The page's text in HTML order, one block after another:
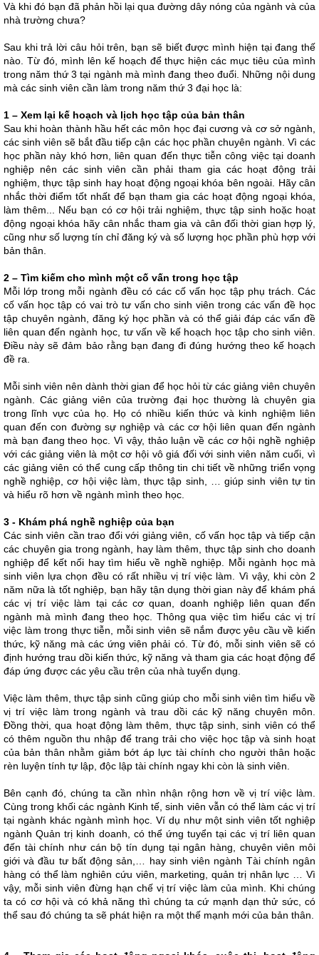
Và khi đó bạn đã phản hồi lại qua đường dây nóng của ngành và của
nhà trường chưa?
Sau khi trả lời câu hỏi trên, bạn sẽ biết được mình hiện tại đang thế
nào. Từ đó, mình lên kế hoạch để thực hiện các mục tiêu của mình
trong năm thứ 3 tại ngành mà mình đang theo đuổi. Những nội dung
mà các sinh viên cần làm trong năm thứ 3 đại học là:
1 – Xem lại kế hoạch và lịch học tập của bản thân
Sau khi hoàn thành hầu hết các môn học đại cương và cơ sở ngành,
các sinh viên sẽ bắt đầu tiếp cận các học phần chuyên ngành. Vì các
học phần này khó hơn, liên quan đến thực tiễn công việc tại doanh
nghiệp nên các sinh viên cần phải tham gia các hoạt động trải
nghiệm, thực tập sinh hay hoạt động ngoại khóa bên ngoài. Hãy cân
nhắc thời điểm tốt nhất để bạn tham gia các hoạt động ngoại khóa,
làm thêm... Nếu bạn có cơ hội trải nghiệm, thực tập sinh hoặc hoạt
động ngoại khóa hãy cân nhắc tham gia và cân đối thời gian hợp lý,
cũng như số lượng tín chỉ đăng ký và số lượng học phần phù hợp với
bản thân.
2 – Tìm kiếm cho mình một cố vấn trong học tập
Mỗi lớp trong mỗi ngành đều có các cố vấn học tập phụ trách. Các
cố vấn học tập có vai trò tư vấn cho sinh viên trong các vấn đề học
tập chuyên ngành, đăng ký học phần và có thể giải đáp các vấn đề
liên quan đến ngành học, tư vấn về kế hoạch học tập cho sinh viên.
Điều này sẽ đảm bảo rằng bạn đang đi đúng hướng theo kế hoạch
đề ra.
Mỗi sinh viên nên dành thời gian để học hỏi từ các giảng viên chuyên
ngành. Các giảng viên của trường đại học thường là chuyên gia
trong lĩnh vực của họ. Họ có nhiều kiến ​​thức và kinh nghiệm liên
quan đến con đường sự nghiệp và các cơ hội liên quan đến ngành
mà bạn đang theo học. Vì vậy, thảo luận về các cơ hội nghề nghiệp
với các giảng viên là một cơ hội vô giá đối với sinh viên năm cuối, vì
các giảng viên có thể cung cấp thông tin chi tiết về những triển vọng
nghề nghiệp, cơ hội việc làm, thực tập sinh, … giúp sinh viên tự tin
và hiểu rõ hơn về ngành mình theo học.
3 - Khám phá nghề nghiệp của bạn
Các sinh viên cần trao đổi với giảng viên, cố vấn học tập và tiếp cận
các chuyên gia trong ngành, hay làm thêm, thực tập sinh cho doanh
nghiệp để kết nối hay tìm hiểu về nghề nghiệp. Mỗi ngành học mà
sinh viên lựa chọn đều có rất nhiều vị trí việc làm. Vì vậy, khi còn 2
năm nữa là tốt nghiệp, bạn hãy tận dụng thời gian này để khám phá
các vị trí việc làm tại các cơ quan, doanh nghiệp liên quan đến
ngành mà mình đang theo học. Thông qua việc tìm hiểu các vị trí
việc làm trong thực tiễn, mỗi sinh viên sẽ nắm được yêu cầu về kiến
thức, kỹ năng mà các ứng viên phải có. Từ đó, mỗi sinh viên sẽ có
định hướng trau dồi kiến thức, kỹ năng và tham gia các hoạt động để
đáp ứng được các yêu cầu trên của nhà tuyển dụng.
Việc làm thêm, thực tập sinh cũng giúp cho mỗi sinh viên tìm hiểu về
vị trí việc làm trong ngành và trau dồi các kỹ năng chuyên môn.
Đồng thời, qua hoạt động làm thêm, thực tập sinh, sinh viên có thể
có thêm nguồn thu nhập để trang trải cho việc học tập và sinh hoạt
của bản thân nhằm giảm bớt áp lực tài chính cho người thân hoặc
rèn luyện tính tự lập, độc lập tài chính ngay khi còn là sinh viên.
Bên cạnh đó, chúng ta cần nhìn nhận rộng hơn về vị trí việc làm.
Cùng trong khối các ngành Kinh tế, sinh viên vẫn có thể làm các vị trí
tại ngành khác ngành mình học. Ví dụ như một sinh viên tốt nghiệp
ngành Quản trị kinh doanh, có thể ứng tuyển tại các vị trí liên quan
đến tài chính như cán bộ tín dụng tại ngân hàng, chuyên viên môi
giới và đầu tư bất động sản,… hay sinh viên ngành Tài chính ngân
hàng có thể làm nghiên cứu viên, marketing, quản trị nhân lực … Vì
vậy, mỗi sinh viên đừng hạn chế vị trí việc làm của mình. Khi chúng
ta có cơ hội và có khả năng thì chúng ta cứ mạnh dạn thử sức, có
thể sau đó chúng ta sẽ phát hiện ra một thế mạnh mới của bản thân.